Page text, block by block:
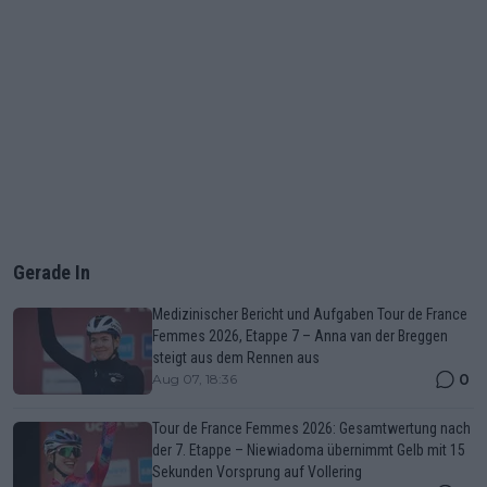
Gerade In
Medizinischer Bericht und Aufgaben Tour de France
Femmes 2026, Etappe 7 – Anna van der Breggen
steigt aus dem Rennen aus
Aug 07, 18:36 0
Tour de France Femmes 2026: Gesamtwertung nach
der 7. Etappe – Niewiadoma übernimmt Gelb mit 15
Sekunden Vorsprung auf Vollering